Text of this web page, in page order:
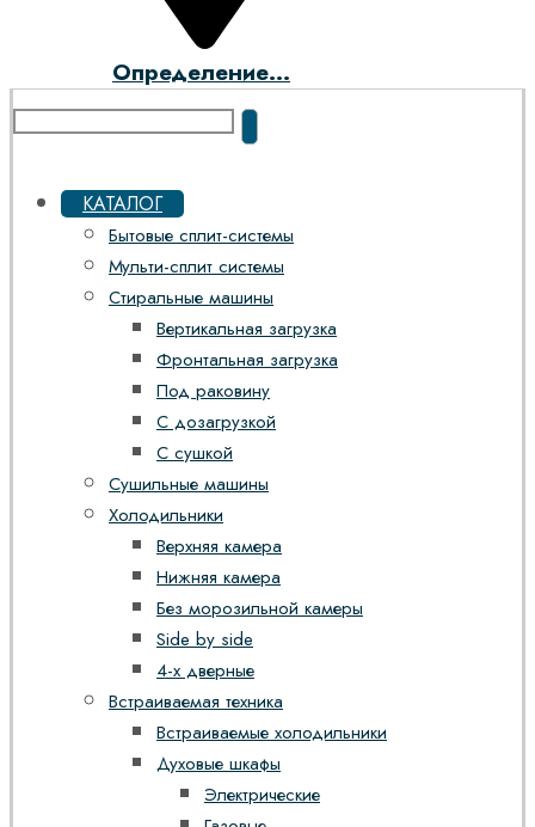
Определение...
КАТАЛОГ
Бытовые сплит-системы
Мульти-сплит системы
Стиральные машины
Вертикальная загрузка
Фронтальная загрузка
Под раковину
С дозагрузкой
С сушкой
Сушильные машины
Холодильники
Верхняя камера
Нижняя камера
Без морозильной камеры
Side by side
4-х дверные
Встраиваемая техника
Встраиваемые холодильники
Духовые шкафы
Электрические